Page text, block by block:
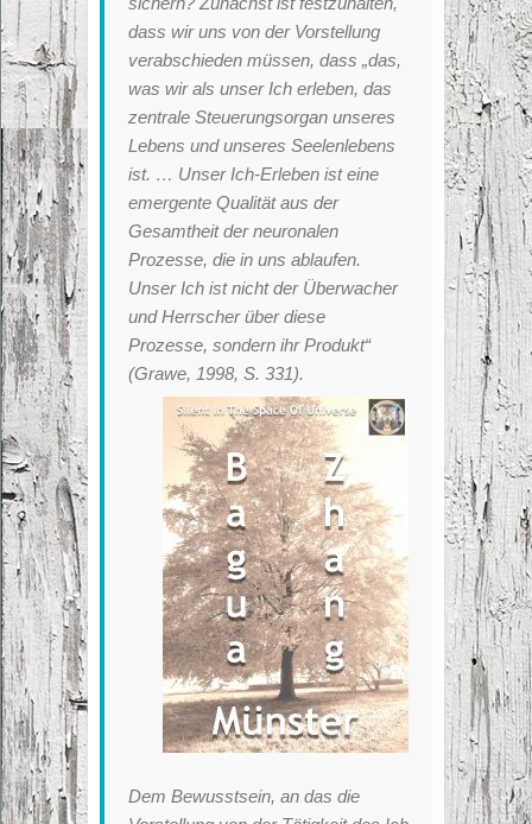
dass wir uns von der Vorstellung
verabschieden müssen, dass „das,
was wir als unser Ich erleben, das
zentrale Steuerungsorgan unseres
Lebens und unseres Seelenlebens
ist. … Unser Ich-Erleben ist eine
emergente Qualität aus der
Gesamtheit der neuronalen
Prozesse, die in uns ablaufen.
Unser Ich ist nicht der Überwacher
und Herrscher über diese
Prozesse, sondern ihr Produkt“
(Grawe, 1998, S. 331).
Dem Bewusstsein, an das die